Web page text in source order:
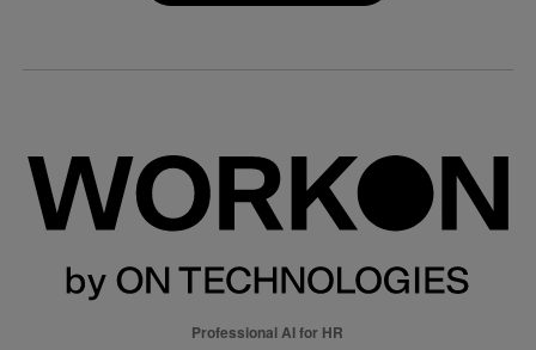
ウェブサイトへ
Professional AI for HR